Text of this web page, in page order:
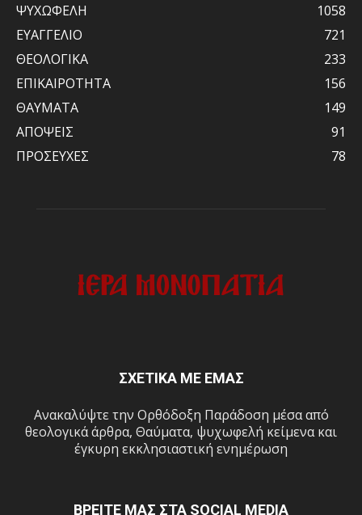
ΨΥΧΩΦΕΛΗ
1058
ΕΥΑΓΓΕΛΙΟ
721
ΘΕΟΛΟΓΙΚΑ
233
ΕΠΙΚΑΙΡΟΤΗΤΑ
156
ΘΑΥΜΑΤΑ
149
ΑΠΟΨΕΙΣ
91
ΠΡΟΣΕΥΧΕΣ
78
ΣΧΕΤΙΚΑ ΜΕ ΕΜΑΣ
Ανακαλύψτε την Ορθόδοξη Παράδοση μέσα από
θεολογικά άρθρα, Θαύματα, ψυχωφελή κείμενα και
έγκυρη εκκλησιαστική ενημέρωση
ΒΡΕΙΤΕ ΜΑΣ ΣΤΑ SOCIAL MEDIA